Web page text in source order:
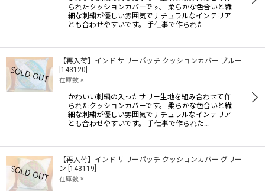
られたクッションカバーです。 柔らかな色合いと繊
細な刺繍が優しい雰囲気でナチュラルなインテリア
とも合わせやすいです。 手仕事で作られた…
【再入荷】インド サリーパッチ クッションカバー ブルー
143120
在庫数 ×
かわいい刺繍の入ったサリー生地を組み合わせて作
られたクッションカバーです。 柔らかな色合いと繊
細な刺繍が優しい雰囲気でナチュラルなインテリア
とも合わせやすいです。 手仕事で作られた…
【再入荷】インド サリーパッチ クッションカバー グリー
ン 143119
在庫数 ×